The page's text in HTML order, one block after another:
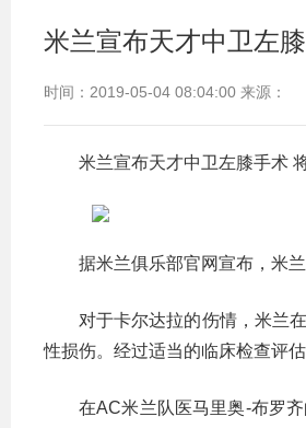
米兰宣布天才中卫左
时间：2019-05-04 08:04:00 来源：
米兰宣布天才中卫左膝手术
据米兰俱乐部官网宣布，米
对于卡尔达拉的伤情，米兰
性损伤。经过适当的临床检查评
在AC米兰队医马里奥-布罗